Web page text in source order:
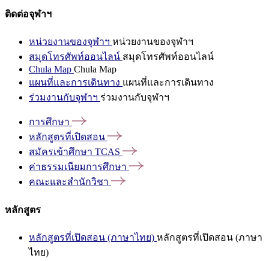
ติดต่อจุฬาฯ
หน่วยงานของจุฬาฯ หน่วยงานของจุฬาฯ
สมุดโทรศัพท์ออนไลน์ สมุดโทรศัพท์ออนไลน์
Chula Map Chula Map
แผนที่และการเดินทาง แผนที่และการเดินทาง
ร่วมงานกับจุฬาฯ ร่วมงานกับจุฬาฯ
การศึกษา
หลักสูตรที่เปิดสอน
สมัครเข้าศึกษา TCAS
ค่าธรรมเนียมการศึกษา
คณะและสำนักวิชา
หลักสูตร
หลักสูตรที่เปิดสอน (ภาษาไทย) หลักสูตรที่เปิดสอน (ภาษา
ไทย)